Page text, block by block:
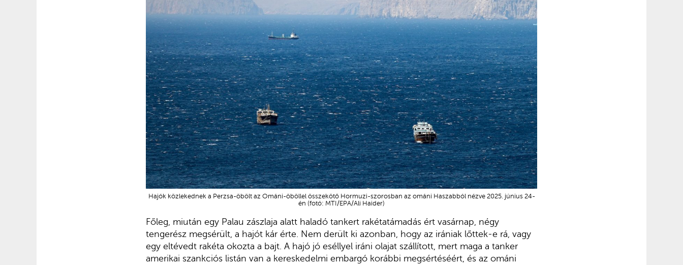
Hajók közlekednek a Perzsa-öbölt az Ománi-öböllel összekötő Hormuzi-szorosban az ománi Haszabból nézve 2025. június 24-
én (fotó: MTI/EPA/Ali Haider)
Főleg, miután egy Palau zászlaja alatt haladó tankert rakétatámadás ért vasárnap, négy
tengerész megsérült, a hajót kár érte. Nem derült ki azonban, hogy az irániak lőttek-e rá, vagy
egy eltévedt rakéta okozta a bajt. A hajó jó eséllyel iráni olajat szállított, mert maga a tanker
amerikai szankciós listán van a kereskedelmi embargó korábbi megsértéséért, és az ománi